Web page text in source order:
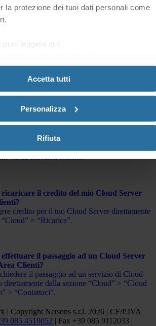
la protezione dei tuoi dati personali come
leggere qui:
Accetta tutti
Personalizza
Rifiuta
attivare un nuovo servizio di Cloud Server?
un nuovo servizio di Cloud Server
www.netsons.com/cloud/cloud-server/.
trovare il mio servizio di Cloud Server
“Cloud” trovi il tuo Cloud Server registrato.
della tua Area Clienti.
ricaricare il credito del mio Cloud Server
credito per il tuo Cloud Server direttamente
“Cloud” > “Ricarica”.
effettuare il passaggio ad un Cloud Server
Clienti?
il passaggio ad un servizio di Cloud
direttamente dalla sezione “Cloud” > “Cloud
> “Contattaci”.
| Copyright Netsons s.r.l. 2026 | CF/P.IVA
085 4510052 | Fax +39 085 9112033 |